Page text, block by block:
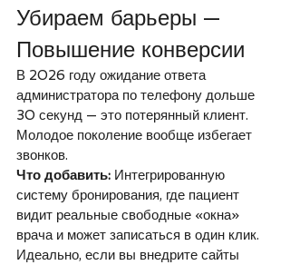
Убираем барьеры —
Повышение конверсии
В 2026 году ожидание ответа
администратора по телефону дольше
30 секунд — это потерянный клиент.
Молодое поколение вообще избегает
звонков.
Что добавить: Интегрированную
систему бронирования, где пациент
видит реальные свободные «окна»
врача и может записаться в один клик.
Идеально, если вы внедрите сайты